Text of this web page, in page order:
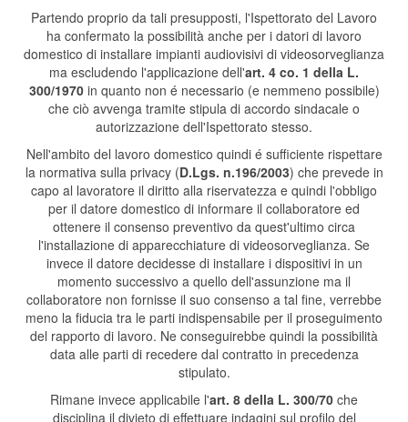
Partendo proprio da tali presupposti, l'Ispettorato del Lavoro
ha confermato la possibilità anche per i datori di lavoro
domestico di installare impianti audiovisivi di videosorveglianza
ma escludendo l'applicazione dell'art. 4 co. 1 della L.
300/1970in quanto non é necessario (e nemmeno possibile)
che ciò avvenga tramite stipula di accordo sindacale o
autorizzazione dell'Ispettorato stesso.
Nell'ambito del lavoro domestico quindi é sufficiente rispettare
la normativa sulla privacy (D.Lgs. n.196/2003) che prevede in
capo al lavoratore il diritto alla riservatezza e quindi l'obbligo
per il datore domestico di informare il collaboratore ed
ottenere il consenso preventivo da quest'ultimo circa
l'installazione di apparecchiature di videosorveglianza. Se
invece il datore decidesse di installare i dispositivi in un
momento successivo a quello dell'assunzione ma il
collaboratore non fornisse il suo consenso a tal fine, verrebbe
meno la fiducia tra le parti indispensabile per il proseguimento
del rapporto di lavoro. Ne conseguirebbe quindi la possibilità
data alle parti di recedere dal contratto in precedenza
stipulato.
Rimane invece applicabile l'art. 8 della L. 300/70 che
disciplina il divieto di effettuare indagini sul profilo del